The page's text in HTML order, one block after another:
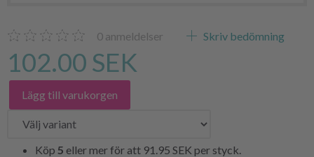
0 anmeldelser Skriv bedömning
102.00 SEK
Lägg till varukorgen
Köp 5 eller mer för att 91.95 SEK per styck.